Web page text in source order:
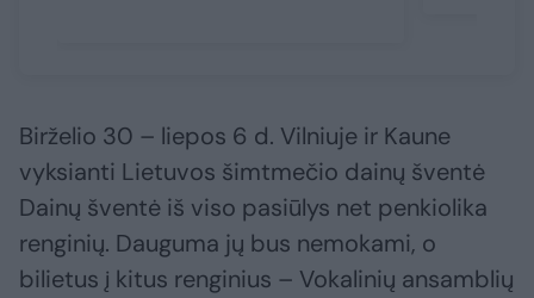
Birželio 30 – liepos 6 d. Vilniuje ir Kaune
vyksianti Lietuvos šimtmečio dainų šventė
Dainų šventė iš viso pasiūlys net penkiolika
renginių. Dauguma jų bus nemokami, o
bilietus į kitus renginius – Vokalinių ansamblių